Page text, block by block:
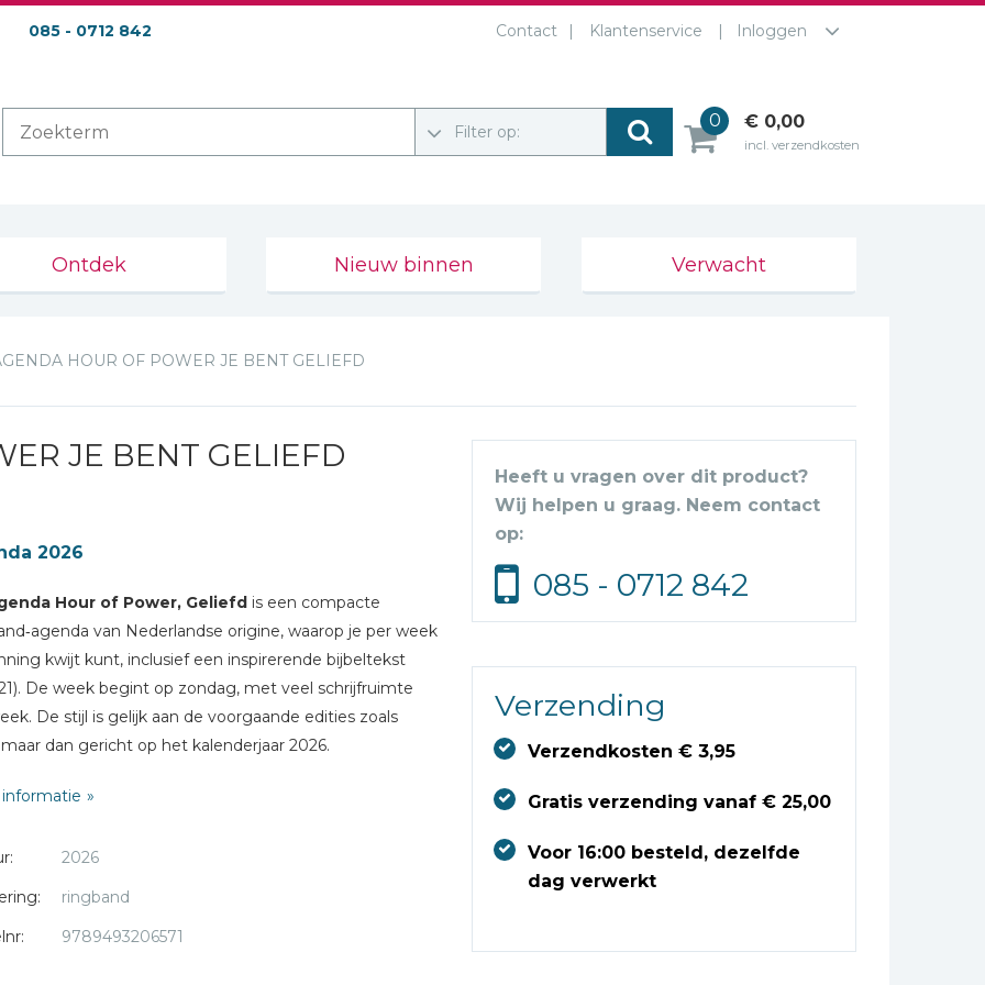
085 - 0712 842 Contact Klantenservice Inloggen
Filter op:
0 € 0,00
incl. verzendkosten
Ontdek Nieuw binnen Verwacht
HOUR OF POWER JE BENT GELIEFD
JE BENT GELIEFD
2026
Hour of Power, Geliefd is een compacte
van Nederlandse origine, waarop je per week
kwijt kunt, inclusief een inspirerende bijbeltekst
De week begint op zondag, met veel schrijfruimte
De stijl is gelijk aan de voorgaande edities zoals
maar dan gericht op het kalenderjaar 2026.
ringband
op de rechterkant staat de donderdag t/m de
met onderaan ruimte voor extra notities.
14 x 18 cm
2026
ringband
9789493206571
Heeft u vragen over dit product?
Wij helpen u graag. Neem contact
op:
085 - 0712 842
Verzending
Verzendkosten € 3,95
Gratis verzending vanaf € 25,00
Voor 16:00 besteld, dezelfde
dag verwerkt